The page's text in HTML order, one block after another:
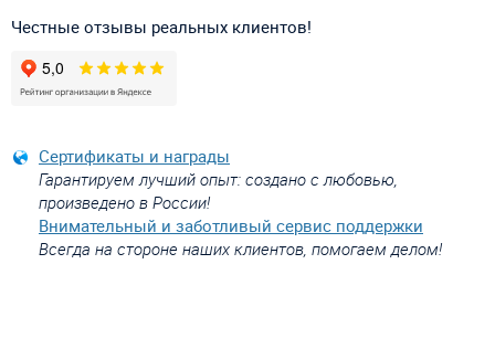
Честные отзывы реальных клиентов!
Сертификаты и награды
Гарантируем лучший опыт: создано с любовью,
произведено в России!
Внимательный и заботливый сервис поддержки
Всегда на стороне наших клиентов, помогаем делом!